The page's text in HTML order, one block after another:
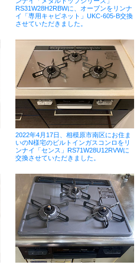
RS31W28H2RBWに、オーブンをリンナ
イ「専用キャビネット」UKC-605-B交換
させていただきました。
2022年4月17日、相模原市南区にお住ま
いのN様宅のビルトインガスコンロをリ
ンナイ「センス」RS71W28U12RVWに
交換させていただきました。